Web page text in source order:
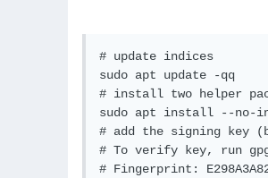
# update indices
sudo apt update -qq
# install two helper
sudo apt install --no-
# add the signing key
# To verify key, run
# Fingerprint: